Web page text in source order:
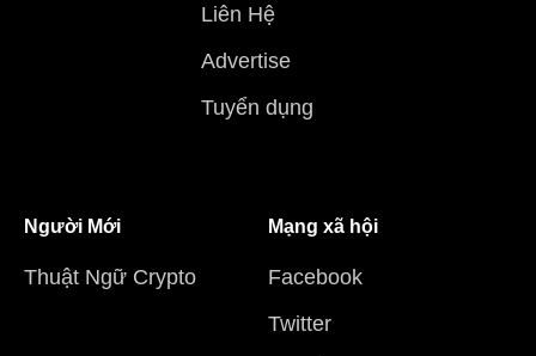
Liên Hệ
Advertise
Tuyển dụng
Người Mới
Thuật Ngữ Crypto
Mạng xã hội
Facebook
Twitter